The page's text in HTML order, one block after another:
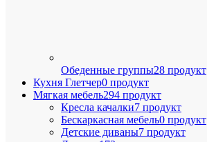
Обеденные группы28 продукт
Кухня Глетчер0 продукт
Мягкая мебель294 продукт
Кресла качалки7 продукт
Бескаркасная мебель0 продукт
Детские диваны7 продукт